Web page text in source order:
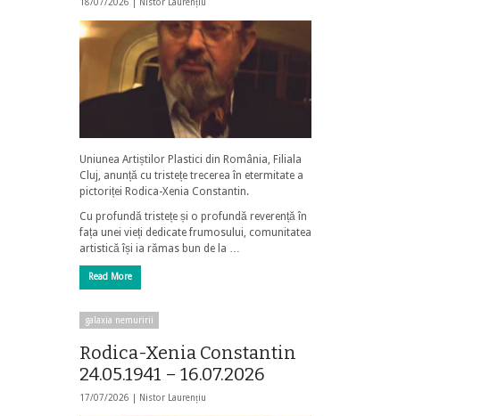
18/07/2026 | Nistor Laurențiu
Uniunea Artiștilor Plastici din România, Filiala
Cluj, anunță cu tristețe trecerea în etermitate a
pictoriței Rodica-Xenia Constantin.
Cu profundă tristețe și o profundă reverență în
fața unei vieți dedicate frumosului, comunitatea
artistică își ia rămas bun de la …
Read More
galaxia nemuririi
Rodica-Xenia Constantin
24.05.1941 – 16.07.2026
17/07/2026 | Nistor Laurențiu